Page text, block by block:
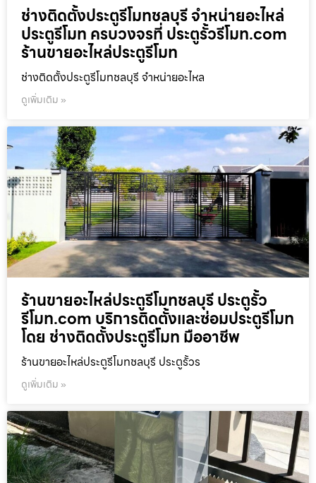
ช่างติดตั้งประตูรีโมทชลบุรี จำหน่ายอะไหล่
ประตูรีโมท ครบวงจรที่ ประตูรั้วรีโมท.com
ร้านขายอะไหล่ประตูรีโมท
ช่างติดตั้งประตูรีโมทชลบุรี จำหน่ายอะไหล
ดูเพิ่มเติม »
ร้านขายอะไหล่ประตูรีโมทชลบุรี ประตูรั้ว
รีโมท.com บริการติดตั้งและซ่อมประตูรีโมท
โดย ช่างติดตั้งประตูรีโมท มืออาชีพ
ร้านขายอะไหล่ประตูรีโมทชลบุรี ประตูรั้วร
ดูเพิ่มเติม »